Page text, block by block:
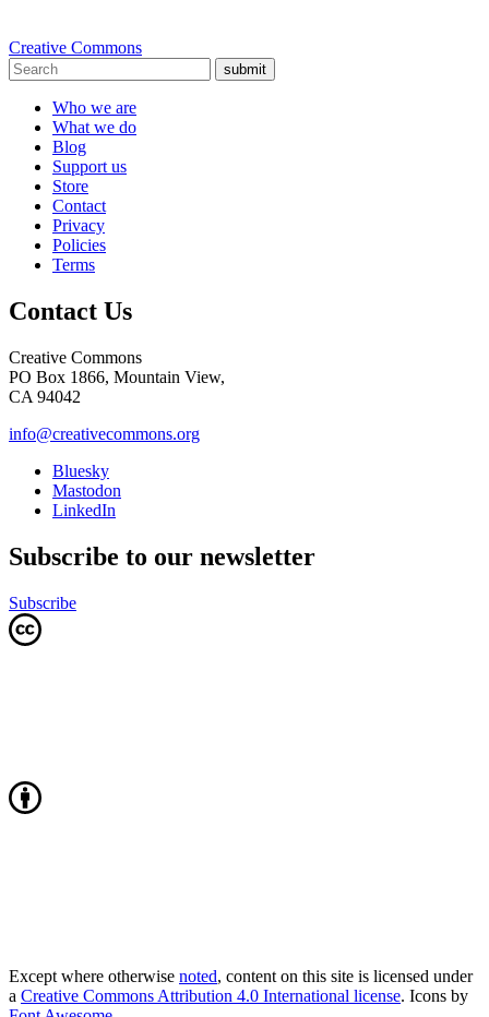
Creative Commons
submit
Who we are
What we do
Blog
Support us
Store
Contact
Privacy
Policies
Terms
Contact Us
Creative Commons
PO Box 1866, Mountain View,
CA 94042
info@creativecommons.org
Bluesky
Mastodon
LinkedIn
Subscribe to our newsletter
Subscribe
Except where otherwise noted, content on this site is licensed under
a Creative Commons Attribution 4.0 International license. Icons by